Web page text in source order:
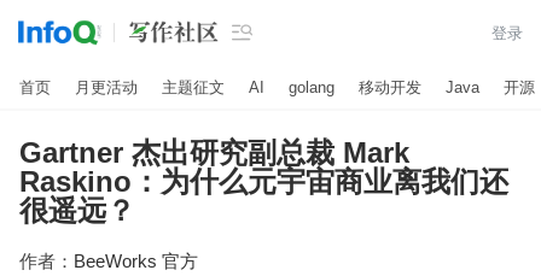
 登录
首页 月更活动 主题征文 AI golang 移动开发 Java 开源
Gartner 杰出研究副总裁 Mark
Raskino：为什么元宇宙商业离我们还
很遥远？
作者： BeeWorks 官方